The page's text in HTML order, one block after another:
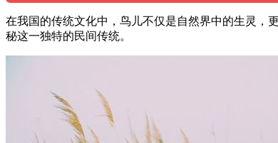
在我国的传统文化中，鸟儿不仅是自然界中的生灵，
秘这一独特的民间传统。